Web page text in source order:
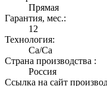
Прямая
Гарантия, мес.:
12
Технология:
Са/Са
Страна производства :
Россия
Ссылка на сайт